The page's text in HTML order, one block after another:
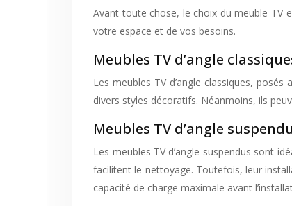
Avant toute chose, le choix du meuble TV
votre espace et de vos besoins.
Meubles TV d’angle
Les meubles TV d’angle classiques,
divers styles décoratifs. Néanmoins, ils
Meubles TV d’angle
Les meubles TV d’angle suspendus sont
facilitent le nettoyage. Toutefois, leur
capacité de charge maximale avant